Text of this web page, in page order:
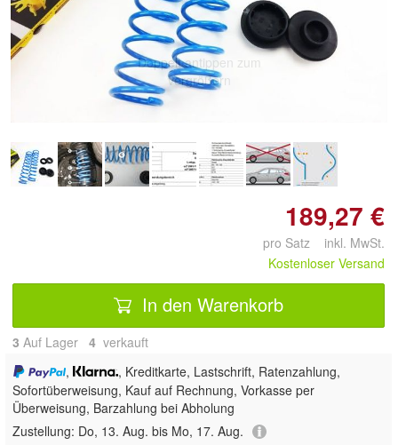
Doppelt antippen zum
vergrößern
189,27 €
pro Satz inkl. MwSt.
Kostenloser Versand
In den Warenkorb
3 Auf Lager 4 verkauft
,
, Kreditkarte, Lastschrift, Ratenzahlung,
Sofortüberweisung, Kauf auf Rechnung, Vorkasse per
Überweisung, Barzahlung bei Abholung
Zustellung: Do, 13. Aug. bis Mo, 17. Aug.